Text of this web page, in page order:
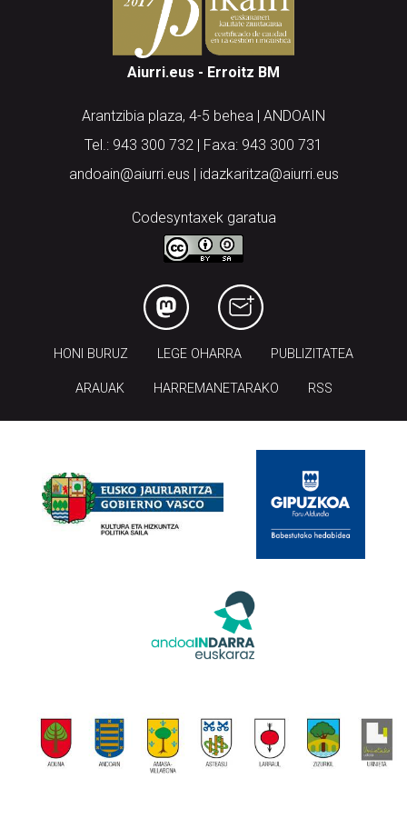
Aiurri.eus - Erroitz BM
Arantzibia plaza, 4-5 behea | ANDOAIN
Tel.: 943 300 732 | Faxa: 943 300 731
andoain@aiurri.eus | idazkaritza@aiurri.eus
Codesyntaxek garatua
HONI BURUZ LEGE OHARRA PUBLIZITATEA
ARAUAK HARREMANETARAKO RSS